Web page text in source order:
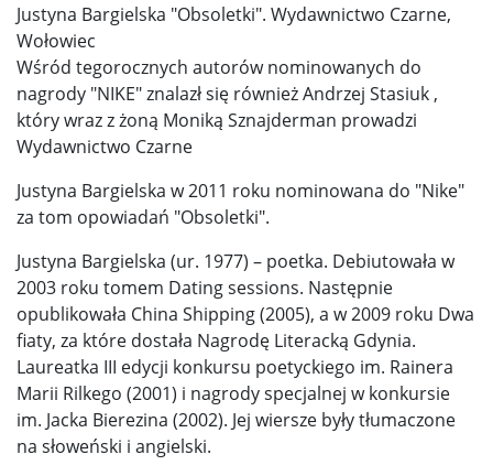
Justyna Bargielska "Obsoletki". Wydawnictwo Czarne,
Wołowiec
Wśród tegorocznych autorów nominowanych do
nagrody "NIKE" znalazł się również Andrzej Stasiuk ,
który wraz z żoną Moniką Sznajderman prowadzi
Wydawnictwo Czarne
Justyna Bargielska w 2011 roku nominowana do "Nike"
za tom opowiadań "Obsoletki".
Justyna Bargielska (ur. 1977) – poetka. Debiutowała w
2003 roku tomem Dating sessions. Następnie
opublikowała China Shipping (2005), a w 2009 roku Dwa
fiaty, za które dostała Nagrodę Literacką Gdynia.
Laureatka III edycji konkursu poetyckiego im. Rainera
Marii Rilkego (2001) i nagrody specjalnej w konkursie
im. Jacka Bierezina (2002). Jej wiersze były tłumaczone
na słoweński i angielski.